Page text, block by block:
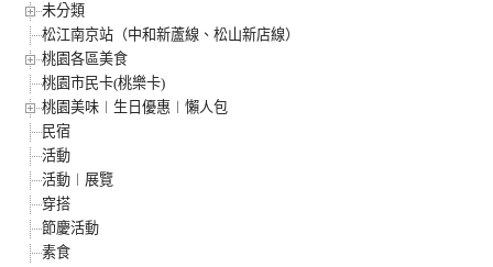
未分類
松江南京站（中和新蘆線、松山新店線）
桃園各區美食
桃園市民卡(桃樂卡)
桃園美味︱生日優惠︱懶人包
民宿
活動
活動︱展覽
穿搭
節慶活動
素食